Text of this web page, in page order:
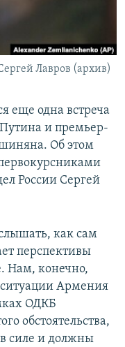
Лавров (архив)
еще одна встреча
и премьер-
Об этом
России Сергей
как сам
перспективы
Нам, конечно,
ситуации Армения
ОДКБ
обстоятельства,
в силе и должны